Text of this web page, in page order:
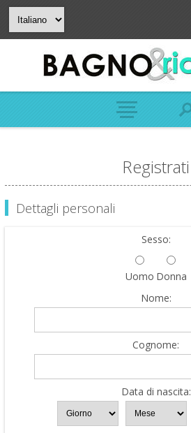
Registrati
Dettagli personali
Sesso:
Uomo Donna
Nome:
Cognome:
Data di nascita: